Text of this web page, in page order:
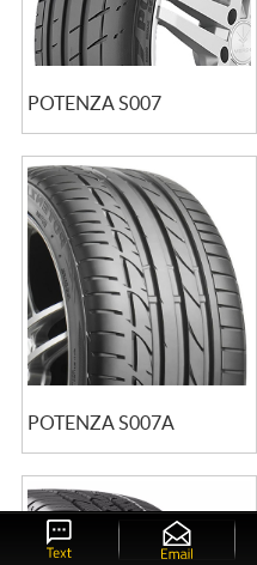
POTENZA S007
POTENZA S007A